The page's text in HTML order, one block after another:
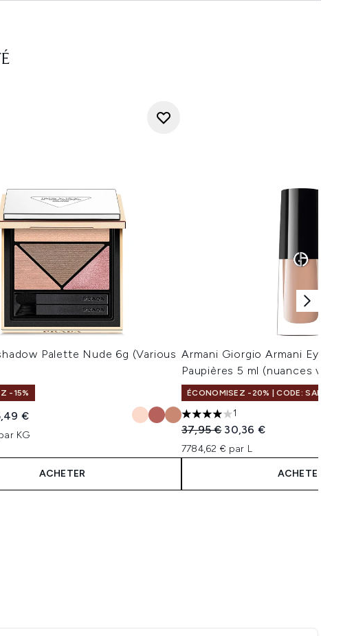
Palette Nude 6g (Various
-15%
:
​​actuel :
€
KG
ACHETER
Armani Giorgio Armani Eye Tint
Paupières 5 ml (nuances
ÉCONOMISEZ -20% | CODE: SALELF
4 étoiles sur un maximum de 5
1
Prix de vente :
37,95 € Prix ​​actuel :
30,36 €
7784,62 € par L
ACHETER